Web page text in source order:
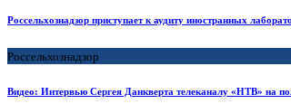
Россельхознадзор приступает к аудиту иностранных
Россельхознадзор
Видео: Интервью Сергея Данкверта телеканалу «НТВ» на